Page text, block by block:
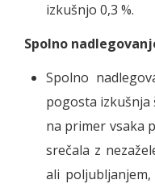
izkušnjo 0,3 %.
Spolno
Spolno
pogosta izkušnja
na primer vsaka
srečala z
ali